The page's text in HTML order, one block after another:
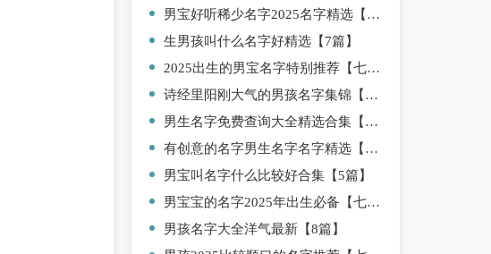
男宝好听稀少名字2025名字精选【三篇】
生男孩叫什么名字好精选【7篇】
2025出生的男宝名字特别推荐【七篇】
诗经里阳刚大气的男孩名字集锦【7篇】
男生名字免费查询大全精选合集【三篇】
有创意的名字男生名字名字精选【九篇】
男宝叫名字什么比较好合集【5篇】
男宝宝的名字2025年出生必备【七篇】
男孩名字大全洋气最新【8篇】